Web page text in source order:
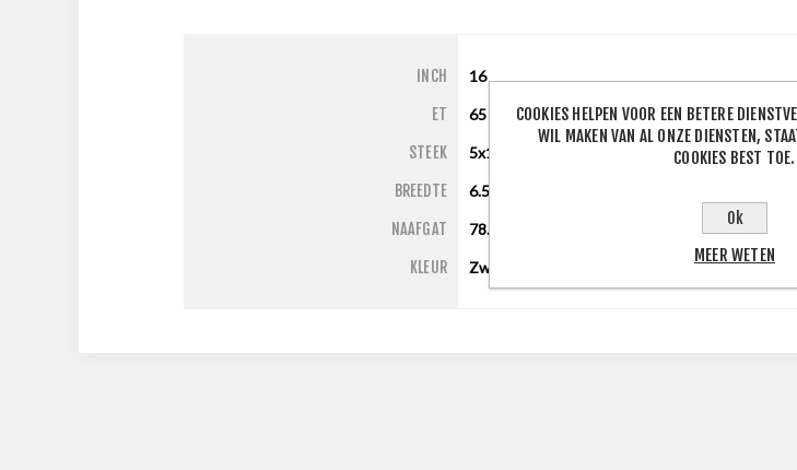
INCH 16
ET 65
STEEK 5x130
BREEDTE 6.5
NAAFGAT 78.1
KLEUR Zwart Glans / Gepolijst
COOKIES HELPEN VOOR EEN BETERE
WIL MAKEN VAN AL ONZE DIENSTEN,
COOKIES BEST TOE.
Ok
MEER WETEN